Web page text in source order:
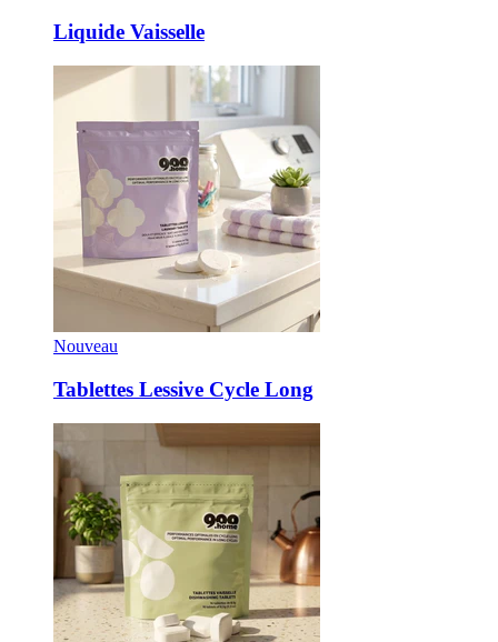
Liquide Vaisselle
Nouveau
Tablettes Lessive Cycle Long